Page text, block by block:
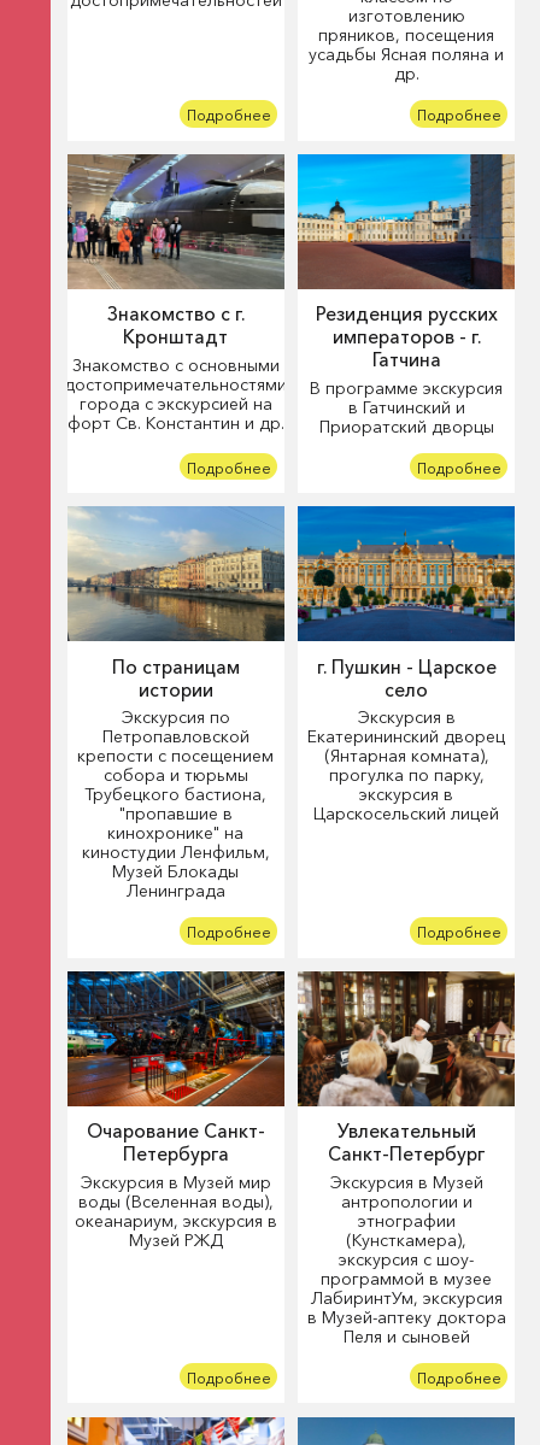
Подробнее
изготовлению
пряников, посещения
усадьбы Ясная поляна и
др.
Подробнее
Знакомство с г.
Кронштадт
Знакомство с основными
достопримечательностями
города с экскурсией на
форт Св. Константин и др.
Подробнее
Резиденция русских
императоров - г.
Гатчина
В программе экскурсия
в Гатчинский и
Приоратский дворцы
Подробнее
По страницам
истории
Экскурсия по
Петропавловской
крепости с посещением
собора и тюрьмы
Трубецкого бастиона,
"пропавшие в
кинохронике" на
киностудии Ленфильм,
Музей Блокады
Ленинграда
Подробнее
г. Пушкин - Царское
село
Экскурсия в
Екатерининский дворец
(Янтарная комната),
прогулка по парку,
экскурсия в
Царскосельский лицей
Подробнее
Очарование Санкт-
Петербурга
Экскурсия в Музей мир
воды (Вселенная воды),
океанариум, экскурсия в
Музей РЖД
Подробнее
Увлекательный
Санкт-Петербург
Экскурсия в Музей
антропологии и
этнографии
(Кунсткамера),
экскурсия с шоу-
программой в музее
ЛабиринтУм, экскурсия
в Музей-аптеку доктора
Пеля и сыновей
Подробнее